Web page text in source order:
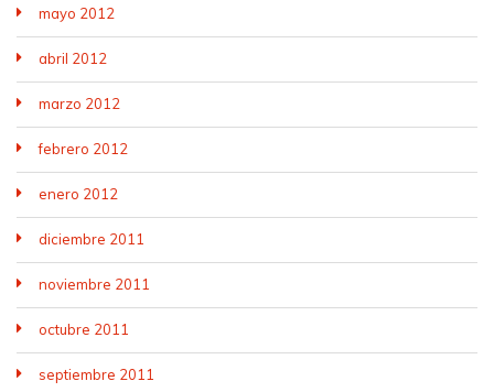
mayo 2012
abril 2012
marzo 2012
febrero 2012
enero 2012
diciembre 2011
noviembre 2011
octubre 2011
septiembre 2011